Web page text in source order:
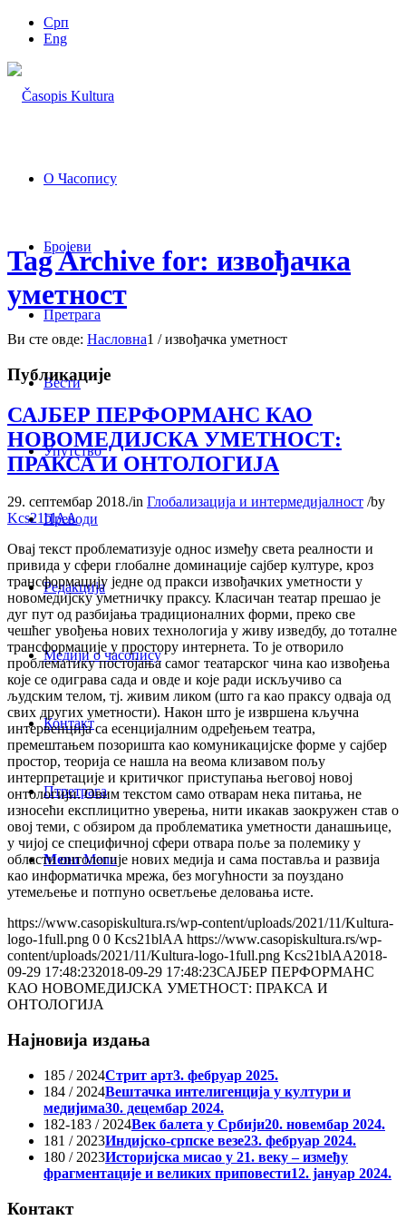
Срп
Eng
О Часопису
Бројеви
Претрага
Вести
Упутство
Преводи
Редакција
Медији о часопису
Контакт
Птретрага
Menu Menu
Tag Archive for: извођачка
уметност
Ви сте овде: Насловна1 / извођачка уметност
Публикације
САЈБЕР ПЕРФОРМАНС КАО
НОВОМЕДИЈСКА УМЕТНОСТ:
ПРАКСА И ОНТОЛОГИЈА
29. септембар 2018./in Глобализација и интермедијалност /by
Kcs21blAA
Овај текст проблематизује однос између света реалности и
привида у сфери глобалне доминације сајбер културе, кроз
трансформацију једне од пракси извођачких уметности у
новомедијску уметничку праксу. Класичан театар прешао је
дуг пут од разбијања традиционалних форми, преко све
чешћег увођења нових технологија у живу изведбу, до тоталне
трансформације у простору интернета. То је отворило
проблематику постојања самог театарског чина као извођења
које се одиграва сада и овде и које ради искључиво са
људским телом, тј. живим ликом (што га као праксу одваја од
свих других уметности). Након што је извршена кључна
интервенција са есенцијалним одређењем театра,
премештањем позоришта као комуникацијске форме у сајбер
простор, теорија се нашла на веома клизавом пољу
интерпретације и критичког приступања његовој новој
онтологији. Овим текстом само отварам нека питања, не
износећи експлицитно уверења, нити икакав заокружен став о
овој теми, с обзиром да проблематика уметности данашњице,
у чијој се специфичној сфери отвара поље за полемику у
области онтологије нових медија и сама поставља и развија
као информатичка мрежа, без могућности за поуздано
утемељење и потпуно осветљење деловања исте.
https://www.casopiskultura.rs/wp-content/uploads/2021/11/Kultura-
logo-1full.png 0 0 Kcs21blAA https://www.casopiskultura.rs/wp-
content/uploads/2021/11/Kultura-logo-1full.png Kcs21blAA2018-
09-29 17:48:232018-09-29 17:48:23САЈБЕР ПЕРФОРМАНС
КАО НОВОМЕДИЈСКА УМЕТНОСТ: ПРАКСА И
ОНТОЛОГИЈА
Најновија издања
185 / 2024Стрит арт3. фебруар 2025.
184 / 2024Вештачка интелигенција у култури и
медијима30. децембар 2024.
182-183 / 2024Век балета у Србији20. новембар 2024.
181 / 2023Индијско-српске везе23. фебруар 2024.
180 / 2023Историјска мисао у 21. веку – између
фрагментације и великих приповести12. јануар 2024.
Контакт